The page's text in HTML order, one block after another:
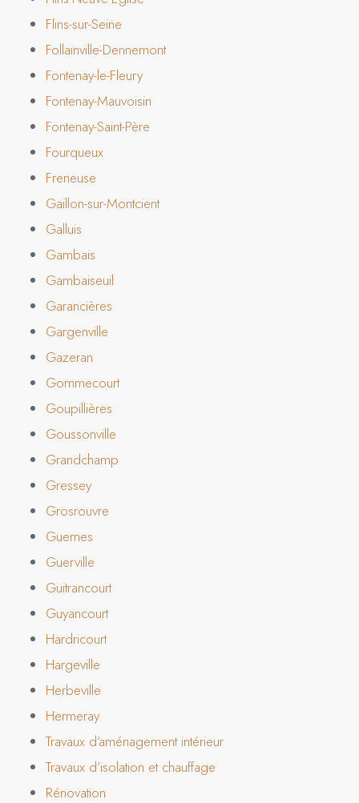
Flins-sur-Seine
Follainville-Dennemont
Fontenay-le-Fleury
Fontenay-Mauvoisin
Fontenay-Saint-Père
Fourqueux
Freneuse
Gaillon-sur-Montcient
Galluis
Gambais
Gambaiseuil
Garancières
Gargenville
Gazeran
Gommecourt
Goupillières
Goussonville
Grandchamp
Gressey
Grosrouvre
Guernes
Guerville
Guitrancourt
Guyancourt
Hardricourt
Hargeville
Herbeville
Hermeray
Travaux d’aménagement intérieur
Travaux d’isolation et chauffage
Rénovation